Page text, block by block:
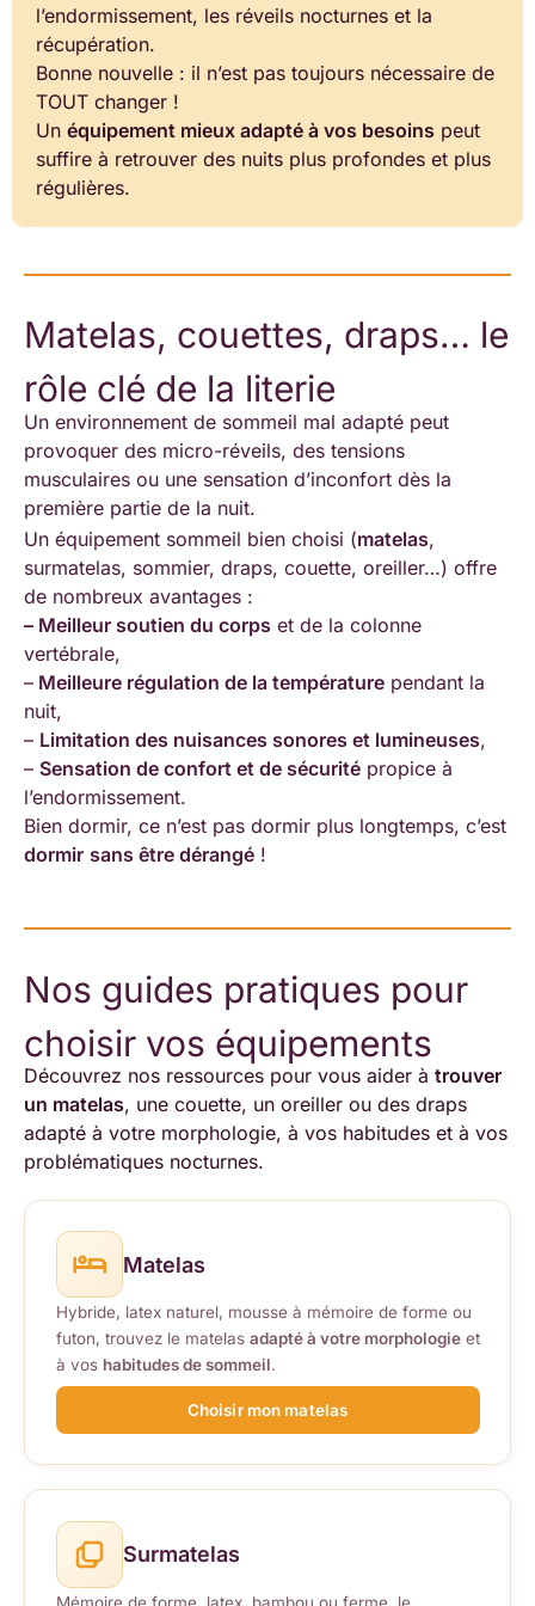
l’endormissement, les réveils nocturnes et la
récupération.
Bonne nouvelle : il n’est pas toujours nécessaire de
TOUT changer !
Un équipement mieux adapté à vos besoins peut
suffire à retrouver des nuits plus profondes et plus
régulières.
Matelas, couettes, draps… le
rôle clé de la literie
Un environnement de sommeil mal adapté peut
provoquer des micro-réveils, des tensions
musculaires ou une sensation d’inconfort dès la
première partie de la nuit.
Un équipement sommeil bien choisi (matelas,
surmatelas, sommier, draps, couette, oreiller…) offre
de nombreux avantages :
– Meilleur soutien du corps et de la colonne
vertébrale,
– Meilleure régulation de la température pendant la
nuit,
– Limitation des nuisances sonores et lumineuses,
– Sensation de confort et de sécurité propice à
l’endormissement.
Bien dormir, ce n’est pas dormir plus longtemps, c’est
dormir sans être dérangé !
Nos guides pratiques pour
choisir vos équipements
Découvrez nos ressources pour vous aider à trouver
un matelas, une couette, un oreiller ou des draps
adapté à votre morphologie, à vos habitudes et à vos
problématiques nocturnes.
Matelas
Hybride, latex naturel, mousse à mémoire de forme ou
futon, trouvez le matelas adapté à votre morphologieet
à vos habitudes de sommeil.
Choisir mon matelas
Surmatelas